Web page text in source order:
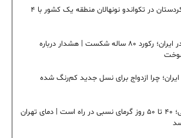
قهرمانی دختران کردستان در تکواندو نونهالان منطقه یک کشور با ۴
تورم ۶۶ درصدی در ایران؛ رکورد ۸۰ ساله شکست | هشدار درباره
چرا ازدواج برای نسل جدید کم‌رنگ شده
هشدار هواشناسی؛ ۴۰ تا ۵۰ روز گرمای نسبی در راه است | دمای تهران